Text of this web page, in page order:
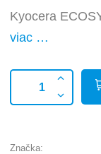
Kyocera
viac …
Značka: